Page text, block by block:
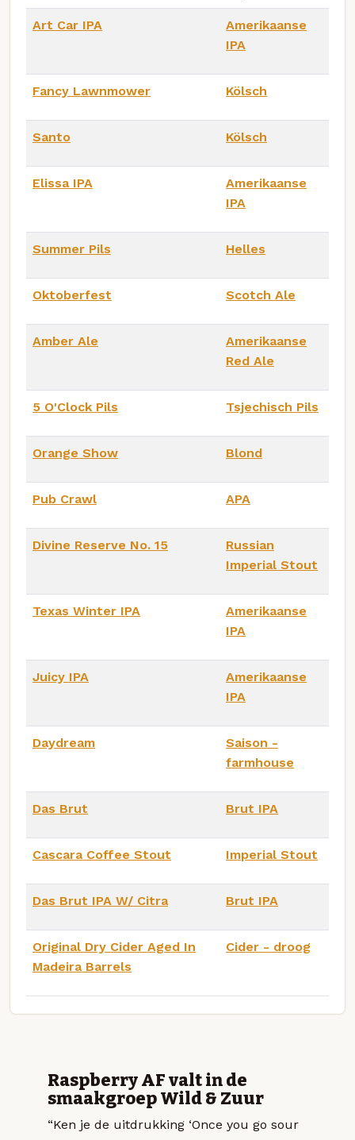
Art Car IPA
Amerikaanse
IPA
Fancy Lawnmower Kölsch
Santo Kölsch
Elissa IPA
Amerikaanse
IPA
Summer Pils Helles
Oktoberfest Scotch Ale
Amber Ale
Amerikaanse
Red Ale
5 O'Clock Pils Tsjechisch Pils
Orange Show Blond
Pub Crawl APA
Divine Reserve No. 15
Russian
Imperial Stout
Texas Winter IPA
Amerikaanse
IPA
Juicy IPA
Amerikaanse
IPA
Daydream
Saison -
farmhouse
Das Brut Brut IPA
Cascara Coffee Stout Imperial Stout
Das Brut IPA W/ Citra Brut IPA
Original Dry Cider Aged In
Madeira Barrels
Cider - droog
Raspberry AF valt in de
smaakgroep Wild & Zuur
“Ken je de uitdrukking ‘Once you go sour